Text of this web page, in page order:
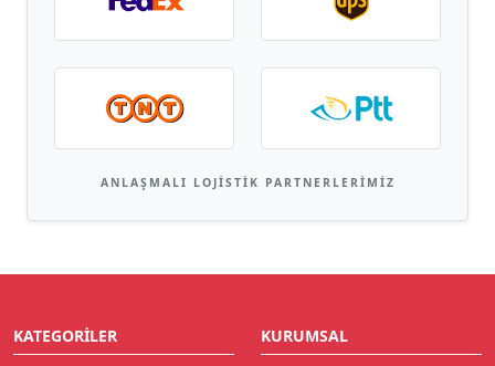
ANLAŞMALI LOJISTIK PARTNERLERIMIZ
KATEGORILER KURUMSAL